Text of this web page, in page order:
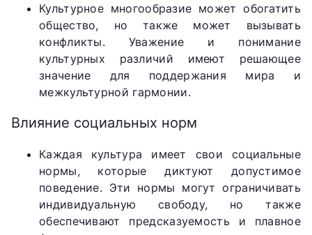
Культурное многообразие может обогатить
общество, но также может вызывать
конфликты. Уважение и понимание
культурных различий имеют решающее
значение для поддержания мира и
межкультурной гармонии.
Влияние социальных норм
Каждая культура имеет свои социальные
нормы, которые диктуют допустимое
поведение. Эти нормы могут ограничивать
индивидуальную свободу, но также
обеспечивают предсказуемость и плавное